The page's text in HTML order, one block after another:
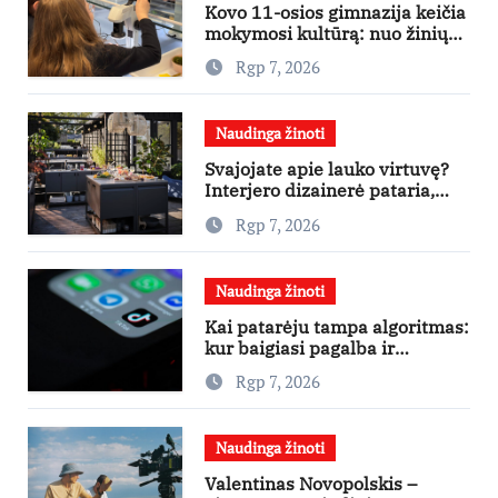
Kovo 11-osios gimnazija keičia
mokymosi kultūrą: nuo žinių
kaupimo – prie jų supratimo ir
taikymo
Rgp 7, 2026
Naudinga žinoti
Svajojate apie lauko virtuvę?
Interjero dizainerė pataria,
nuo ko pradėti
Rgp 7, 2026
Naudinga žinoti
Kai patarėju tampa algoritmas:
kur baigiasi pagalba ir
prasideda reklama?
Rgp 7, 2026
Naudinga žinoti
Valentinas Novopolskis –